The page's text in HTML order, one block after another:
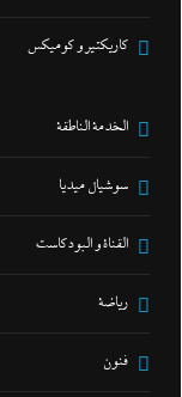
كاريكتير و كوميكس
الخدمة الناطقة
سوشيال ميديا
القناة و البودكاست
رياضة
فنون